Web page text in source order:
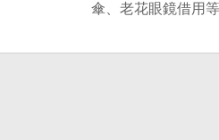
傘、老花眼鏡借用等